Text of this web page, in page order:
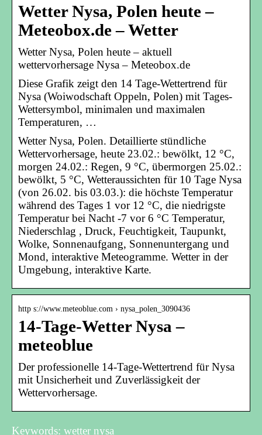
Wetter Nysa, Polen heute –
Meteobox.de – Wetter
Wetter Nysa, Polen heute – aktuell
wettervorhersage Nysa – Meteobox.de
Diese Grafik zeigt den 14 Tage-Wettertrend für
Nysa (Woiwodschaft Oppeln, Polen) mit Tages-
Wettersymbol, minimalen und maximalen
Temperaturen, …
Wetter Nysa, Polen. Detaillierte stündliche
Wettervorhersage, heute 23.02.: bewölkt, 12 °C,
morgen 24.02.: Regen, 9 °C, übermorgen 25.02.:
bewölkt, 5 °C, Wetteraussichten für 10 Tage Nysa
(von 26.02. bis 03.03.): die höchste Temperatur
während des Tages 1 vor 12 °C, die niedrigste
Temperatur bei Nacht -7 vor 6 °C Temperatur,
Niederschlag , Druck, Feuchtigkeit, Taupunkt,
Wolke, Sonnenaufgang, Sonnenuntergang und
Mond, interaktive Meteogramme. Wetter in der
Umgebung, interaktive Karte.
http s://www.meteoblue.com › nysa_polen_3090436
14-Tage-Wetter Nysa –
meteoblue
Der professionelle 14-Tage-Wettertrend für Nysa
mit Unsicherheit und Zuverlässigkeit der
Wettervorhersage.
Keywords: wetter nysa